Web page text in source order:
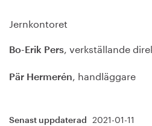
Jernkontoret
Bo-Erik Pers , verkställande
Pär Hermerén , handläggare
Senast uppdaterad 2021-01-11